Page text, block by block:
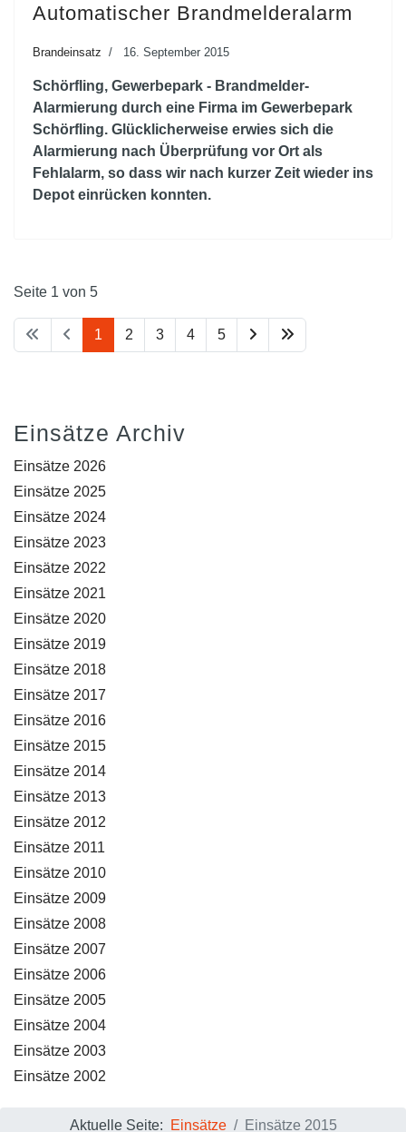
Automatischer Brandmelderalarm
Brandeinsatz 16. September 2015
Schörfling, Gewerbepark - Brandmelder-
Alarmierung durch eine Firma im Gewerbepark
Schörfling. Glücklicherweise erwies sich die
Alarmierung nach Überprüfung vor Ort als
Fehlalarm, so dass wir nach kurzer Zeit wieder ins
Depot einrücken konnten.
Seite 1 von 5
1 2 3 4 5
Einsätze Archiv
Einsätze 2026
Einsätze 2025
Einsätze 2024
Einsätze 2023
Einsätze 2022
Einsätze 2021
Einsätze 2020
Einsätze 2019
Einsätze 2018
Einsätze 2017
Einsätze 2016
Einsätze 2015
Einsätze 2014
Einsätze 2013
Einsätze 2012
Einsätze 2011
Einsätze 2010
Einsätze 2009
Einsätze 2008
Einsätze 2007
Einsätze 2006
Einsätze 2005
Einsätze 2004
Einsätze 2003
Einsätze 2002
Aktuelle Seite: Einsätze Einsätze 2015